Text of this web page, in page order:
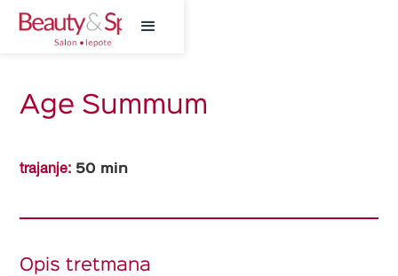
Age Summum
trajanje: 50 min
Opis tretmana